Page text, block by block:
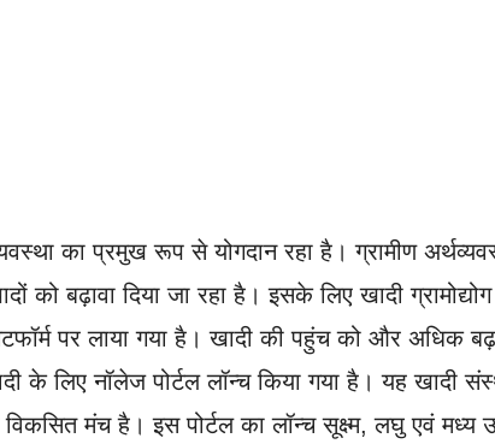
का प्रमुख रूप से योगदान रहा है। ग्रामीण
को बढ़ावा दिया जा रहा है। इसके लिए खादी
पर लाया गया है। खादी की पहुंच को और अधिक
के लिए नॉलेज पोर्टल लॉन्च किया गया है। यह खादी
मंच है। इस पोर्टल का लॉन्च सूक्ष्म, लघु एवं मध्य